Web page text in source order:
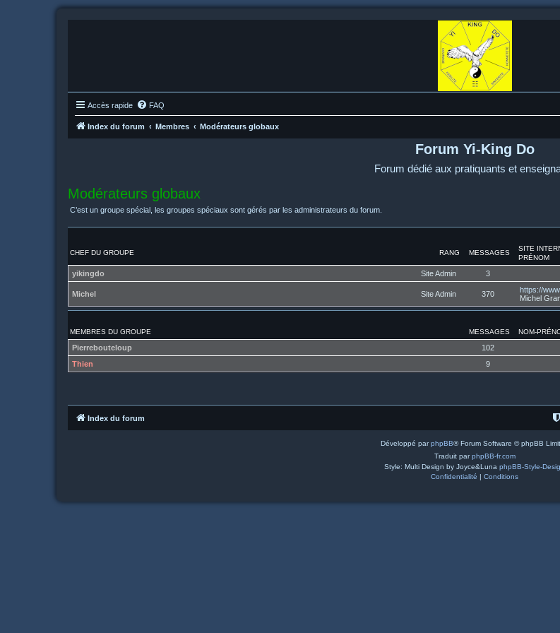
Accès rapide FAQ
Index du forum Membres Modérateurs globaux
Forum Yi-King Do
Forum dédié aux pratiquants et
Modérateurs globaux
C’est un groupe spécial, les groupes spéciaux sont gérés par les administrateurs du forum.
RANG
CHEF DU GROUPE MESSAGES
SITE
PRÉNOM
Site Admin
yikingdo 3
Site Admin
Michel 370
https://
Michel
MEMBRES DU GROUPE MESSAGES NOM-
Pierrebouteloup 102
Thien
9
Index du forum
Développé parphpBB® Forum Software © phpBB
Traduit parphpBB-fr.com
Style: Multi Design by Joyce&Luna phpBB-Style-
Confidentialité | Conditions